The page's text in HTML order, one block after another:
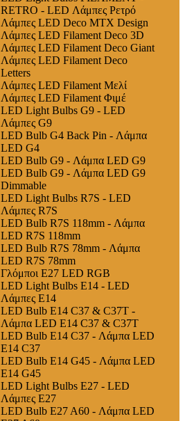
RETRO - LED Λάμπες Ρετρό
Λάμπες LED Deco MTX Design
Λάμπες LED Filament Deco 3D
Λάμπες LED Filament Deco Giant
Λάμπες LED Filament Deco
Letters
Λάμπες LED Filament Μελί
Λάμπες LED Filament Φιμέ
LED Light Bulbs G9 - LED
Λάμπες G9
LED Bulb G4 Back Pin - Λάμπα
LED G4
LED Bulb G9 - Λάμπα LED G9
LED Bulb G9 - Λάμπα LED G9
Dimmable
LED Light Bulbs R7S - LED
Λάμπες R7S
LED Bulb R7S 118mm - Λάμπα
LED R7S 118mm
LED Bulb R7S 78mm - Λάμπα
LED R7S 78mm
Γλόμποι E27 LED RGB
LED Light Bulbs E14 - LED
Λάμπες E14
LED Bulb E14 C37 & C37T -
Λάμπα LED E14 C37 & C37T
LED Bulb E14 C37 - Λάμπα LED
E14 C37
LED Bulb E14 G45 - Λάμπα LED
E14 G45
LED Light Bulbs E27 - LED
Λάμπες E27
LED Bulb E27 A60 - Λάμπα LED